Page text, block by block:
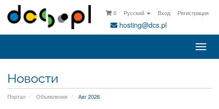
0 Русский Вход Регистрация
hosting@dcs.pl
Новости
Портал Объявления Авг 2026